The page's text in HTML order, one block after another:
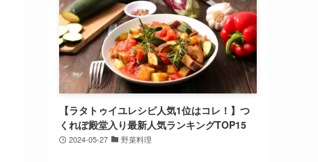
【ラタトゥイユレシピ人気1位はコレ！】つ
くれぽ殿堂入り最新人気ランキングTOP15
2024-05-27 野菜料理